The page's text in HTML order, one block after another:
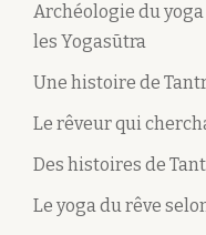
Archéologie du
les Yogasūtra
Une histoire de
Le rêveur qui
Des histoires de
Le yoga du rêve